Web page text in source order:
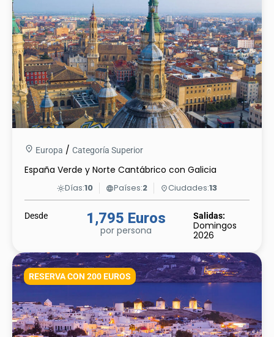
Europa / Categoría Superior
España Verde y Norte Cantábrico con Galicia
light_modeDías:10 languagePaíses:2 placeCiudades:13
Desde 1,795 Euros
por persona
Salidas:
Domingos
2026
RESERVA CON 200 EUROS